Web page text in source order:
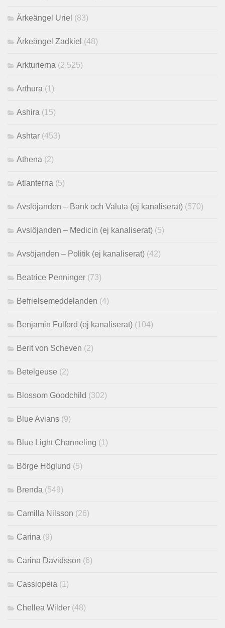
Ärkeängel Uriel (83)
Ärkeängel Zadkiel (48)
Arkturierna (2,525)
Arthura (1)
Ashira (15)
Ashtar (453)
Athena (2)
Atlanterna (5)
Avslöjanden – Bank och Valuta (ej kanaliserat) (570)
Avslöjanden – Medicin (ej kanaliserat) (5)
Avsöjanden – Politik (ej kanaliserat) (42)
Beatrice Penninger (73)
Befrielsemeddelanden (4)
Benjamin Fulford (ej kanaliserat) (104)
Berit von Scheven (2)
Betelgeuse (2)
Blossom Goodchild (302)
Blue Avians (9)
Blue Light Channeling (1)
Börge Höglund (5)
Brenda (549)
Camilla Nilsson (26)
Carina (9)
Carina Davidsson (6)
Cassiopeia (1)
Chellea Wilder (48)